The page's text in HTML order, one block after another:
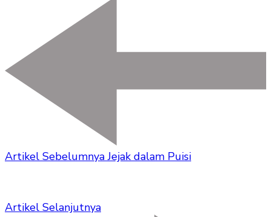
Artikel Sebelumnya Jejak dalam Puisi
Artikel Selanjutnya